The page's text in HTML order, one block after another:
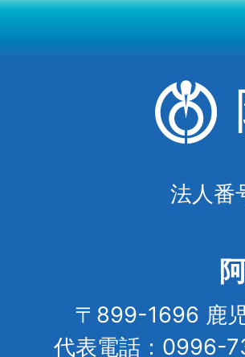
法人
〒899-1696 鹿
代表電話：0996-